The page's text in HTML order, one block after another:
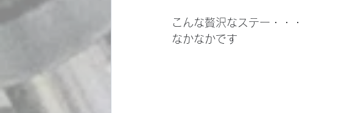
こんな贅沢なステー・・・
なかなかです